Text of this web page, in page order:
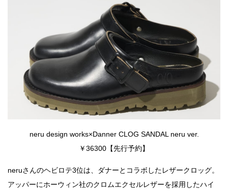
neru design works×Danner CLOG SANDAL neru ver.
￥36300【先行予約】
neruさんのヘビロテ3位は、ダナーとコラボしたレザークロッグ。
アッパーにホーウィン社のクロムエクセルレザーを採用したハイ